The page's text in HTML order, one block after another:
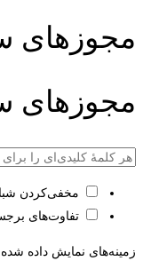
مجوزهای
مجوزهای
مخفی‌کردن
تفاوت‌های
زمینه‌های نمایش داده